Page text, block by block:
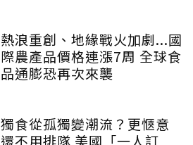
熱浪重創、地緣戰火加劇...國
際農產品價格連漲7周 全球食
品通膨恐再次來襲
獨食從孤獨變潮流？更愜意
還不用排隊 美國「一人訂